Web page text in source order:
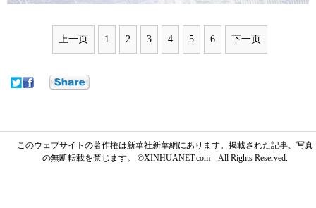
上一页 1 2 3 4 5 6 下一页
このウェブサイトの著作権は新華社新華網にあります。掲載された記事、写真
の無断転載を禁じます。 ©XINHUANET.com All Rights Reserved.